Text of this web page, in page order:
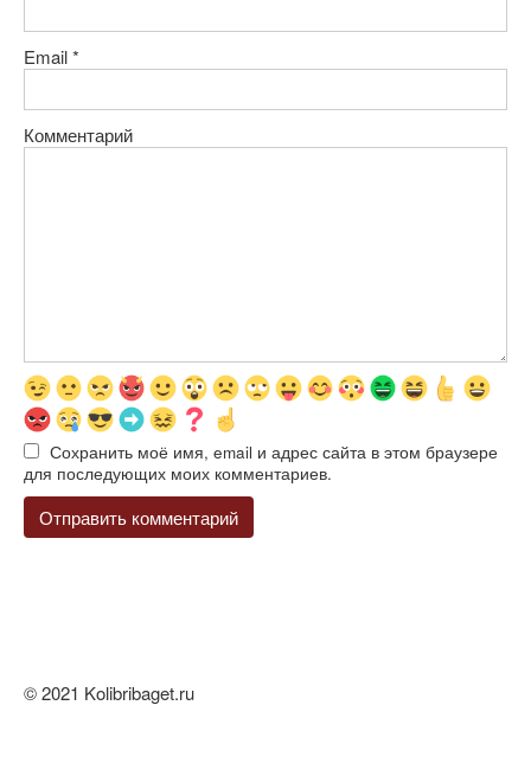
Email*
Комментарий
Сохранить моё имя, email и адрес сайта в этом браузере
для последующих моих комментариев.
© 2021 Kolibribaget.ru